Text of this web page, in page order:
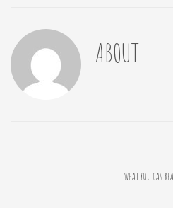
ABOUT
WHAT YOU CAN